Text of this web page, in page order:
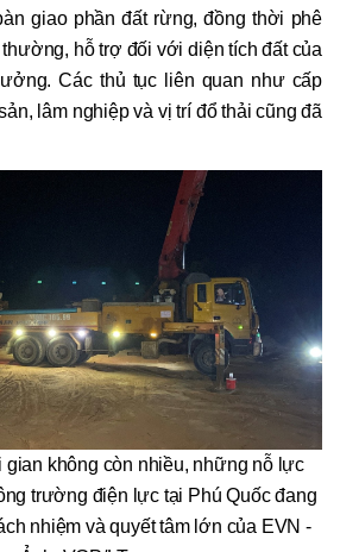
giao phần đất rừng, đồng thời phê
hỗ trợ đối với diện tích đất của
Các thủ tục liên quan như cấp
lâm nghiệp và vị trí đổ thải cũng đã
gian không còn nhiều, những nỗ lực
trường điện lực tại Phú Quốc đang
nhiệm và quyết tâm lớn của EVN -